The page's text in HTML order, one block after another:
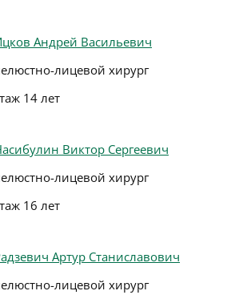
Андрей Васильевич
лицевой хирург
14 лет
Виктор Сергеевич
лицевой хирург
16 лет
Артур Станиславович
лицевой хирург